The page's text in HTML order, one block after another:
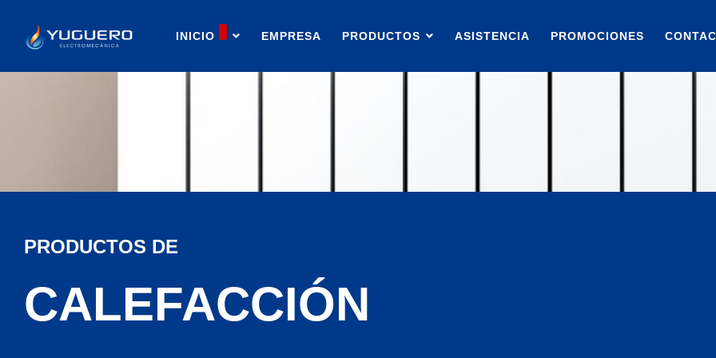
INICIO EMPRESA PRODUCTOS ASISTENCIA PROMOCIONES
PRODUCTOS DE
CALEFACCIÓN